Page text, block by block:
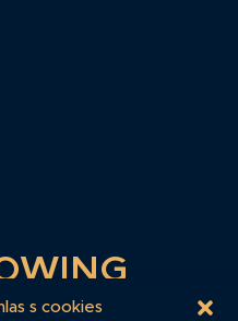
s cookies zaslání